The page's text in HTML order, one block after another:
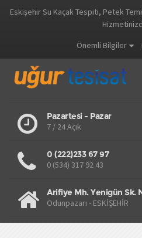
Eskişehir Su Kaçak Tespiti, Petek
Önemli Bilgiler
Pazartesi - Pazar
7 / 24 Açık
0 (222)233 67 97
0 (534) 317 92 43
Arifiye Mh. Yenigün Sk.
Odunpazarı - ESKİŞEHİR